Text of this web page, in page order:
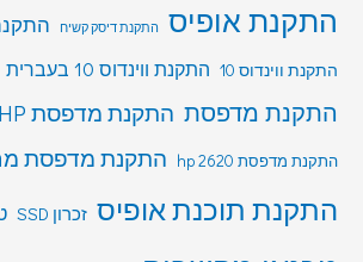
התקנת אופיס התקנת דיסק קשיח
התקנת ווינדוס 10 התקנת ווינדוס 10 בעברית
התקנת מדפסת התקנת מדפסת HP
התקנת מדפסת hp 2620 התקנת מדפסת
התקנת תוכנת אופיס זכרון SSD